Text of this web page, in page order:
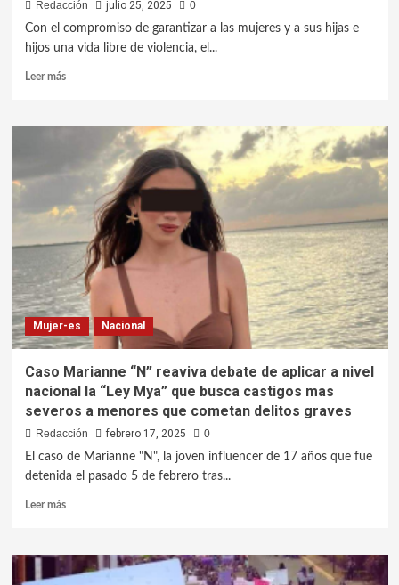
Redacción julio 25, 2025
0
Con el compromiso de garantizar a las mujeres y a sus hijas e
hijos una vida libre de violencia, el...
Leer más
Mujer-es Nacional
Caso Marianne “N” reaviva debate de aplicar a nivel
nacional la “Ley Mya” que busca castigos mas
severos a menores que cometan delitos graves
Redacción febrero 17, 2025
0
El caso de Marianne "N", la joven influencer de 17 años que fue
detenida el pasado 5 de febrero tras...
Leer más